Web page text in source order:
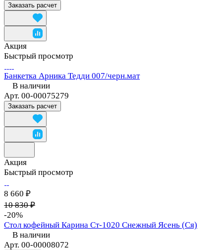
Заказать расчет
Акция
Быстрый просмотр
Банкетка Арника Тедди 007/черн.мат
В наличии
Арт. 00-00075279
Заказать расчет
Акция
Быстрый просмотр
8 660 ₽
10 830 ₽
-20%
Стол кофейный Карина Ст-1020 Снежный Ясень (Ся)
В наличии
Арт. 00-00008072